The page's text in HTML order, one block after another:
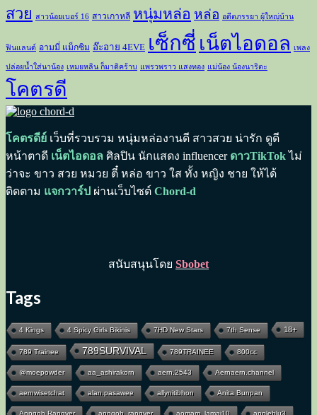
สวย สาวน้อยเบอร์ 16 สาวเกาหลี หนุ่มหล่อ หล่อ อดีตภรรยา ผู้ใหญ่บ้าน
ฟินแลนด์ อามมี่ แม็กซิม อ๊ะอาย 4EVE เซ็กซี่ เน็ตไอดอล เพลง
ปล่อยน้ำใส่นาน้อง เหมยหลิน ก็มาดิคร้าบ แพรวพราว แสงทอง แม่น้อง น้องนาริตะ
โคตรดี
โคตรดีย์ เว็บที่รวบรวม หนุ่มหล่องานดี สาวสวย น่ารัก ดูดี
หน้าตาดี เน็ตไอดอล ศิลปิน นักแสดง influencer ดาวTikTokไม่
ว่าจะ ขาว สวย หมวย ตี๋ หล่อ ขาว ใส ทั้ง หญิง ชาย ให้ได้
ติดตาม แจกวาร์ป ผ่านเว็บไซต์ Chord-d
สนับสนุนโดย Sbobet
Tags
4 Kings 4 Spicy Girls Bikinis 7HD New Stars 7th Sense 18+
789 Trainee 789SURVIVAL 789TRAINEE 800cc
@moepowder aa_ashirakorn aern.2543 Aernaern.channel
aernwisetchat alan.pasawee allynitibhon Anita Bunpan
Anngoh Rangyer anngoh_rangyer aomam_lamai10 appleblu3